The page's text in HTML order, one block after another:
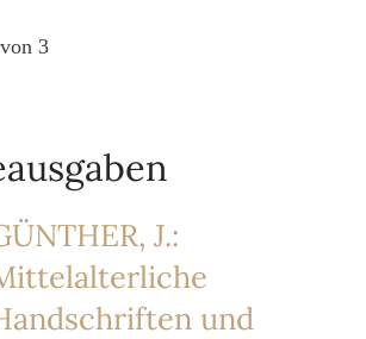
3
J.:
und